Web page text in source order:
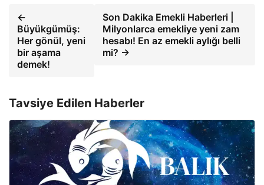
←
Büyükgümüş:
Her gönül, yeni
bir aşama
demek!
Son Dakika Emekli Haberleri |
Milyonlarca emekliye yeni zam
hesabı! En az emekli aylığı belli
mi? →
Tavsiye Edilen Haberler